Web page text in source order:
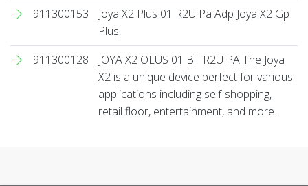
911300153
Joya X2 Plus 01 R2U Pa Adp Joya X2 Gp
Plus,
911300128
JOYA X2 OLUS 01 BT R2U PA The Joya
X2 is a unique device perfect for various
applications including self-shopping,
retail floor, entertainment, and more.